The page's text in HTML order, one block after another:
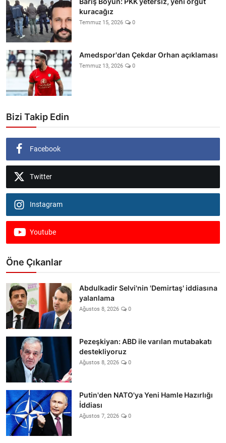
kuracağız
Temmuz 15, 2026 0
Amedspor'dan Çekdar Orhan açıklaması
Temmuz 13, 2026 0
Bizi Takip Edin
Facebook
Twitter
Instagram
Youtube
Öne Çıkanlar
Abdulkadir Selvi'nin 'Demirtaş' iddiasına
yalanlama
Ağustos 8, 2026 0
Pezeşkiyan: ABD ile varılan mutabakatı
destekliyoruz
Ağustos 8, 2026 0
Putin'den NATO'ya Yeni Hamle Hazırlığı
İddiası
Ağustos 7, 2026 0